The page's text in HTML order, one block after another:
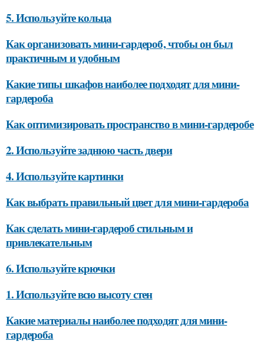
5. Используйте кольца
Как организовать мини-гардероб, чтобы он был
практичным и удобным
Какие типы шкафов наиболее подходят для мини-
гардероба
Как оптимизировать пространство в мини-гардеробе
2. Используйте заднюю часть двери
4. Используйте картинки
Как выбрать правильный цвет для мини-гардероба
Как сделать мини-гардероб стильным и
привлекательным
6. Используйте крючки
1. Используйте всю высоту стен
Какие материалы наиболее подходят для мини-
гардероба